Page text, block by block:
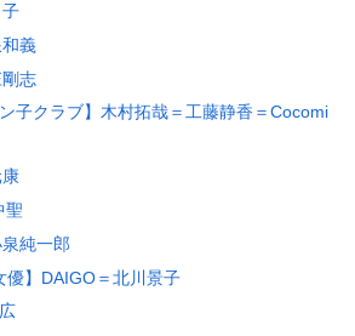
子
和義
剛志
ン子クラブ】木村拓哉＝工藤静香＝Cocomi
康
聖
泉純一郎
優】DAIGO＝北川景子